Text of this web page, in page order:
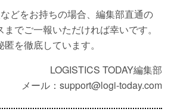
どをお持ちの場合、編集部直通の
でご一報いただければ幸いです。
を徹底しています。
LOGISTICS TODAY編集部
メール：support@logi-today.com